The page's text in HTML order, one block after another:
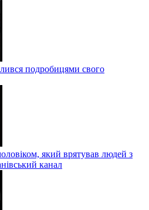
подробицями свого
який врятував людей з
канал